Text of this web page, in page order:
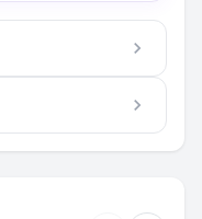
chevron_right
chevron_right